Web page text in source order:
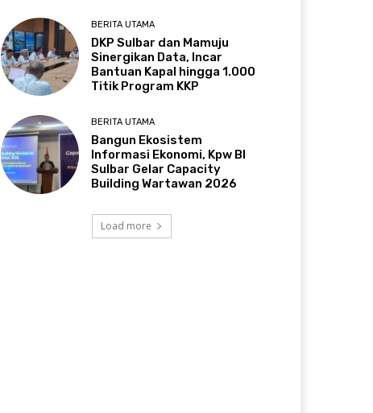
BERITA UTAMA
DKP Sulbar dan Mamuju
Sinergikan Data, Incar
Bantuan Kapal hingga 1.000
Titik Program KKP
BERITA UTAMA
Bangun Ekosistem
Informasi Ekonomi, Kpw BI
Sulbar Gelar Capacity
Building Wartawan 2026
Load more